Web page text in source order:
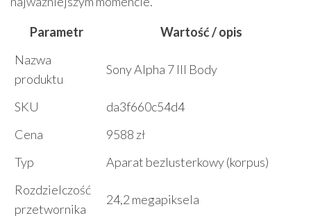
Parametr
Wartość / opis
Nazwa
produktu
Sony Alpha 7 III Body
SKU
da3f660c54d4
Cena
9588 zł
Typ
Aparat bezlusterkowy (korpus)
Rozdzielczość
przetwornika
24,2 megapiksela